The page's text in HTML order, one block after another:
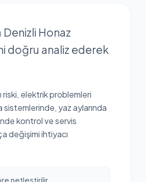
Denizli Honaz
doğru analiz ederek
riski, elektrik problemleri
sistemlerinde, yaz aylarında
kontrol ve servis
değişimi ihtiyacı
netleştirilir.